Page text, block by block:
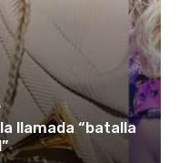
llamada “batalla